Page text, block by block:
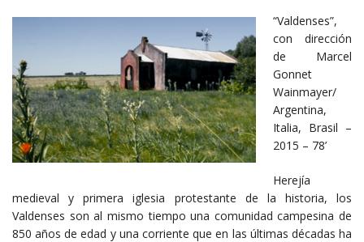
“Valdenses”,
con dirección
de Marcel
Gonnet
Wainmayer/
Argentina,
Italia, Brasil –
2015 – 78’
Herejía
medieval y primera iglesia protestante de la historia, los
Valdenses son al mismo tiempo una comunidad campesina de
850 años de edad y una corriente que en las últimas décadas ha